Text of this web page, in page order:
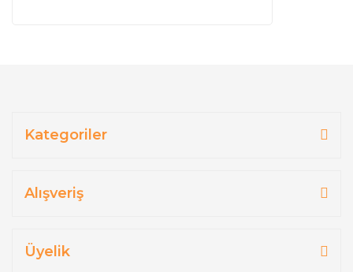
Kategoriler
Alışveriş
Üyelik